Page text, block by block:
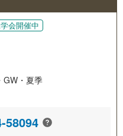
会開催中
・夏季
58094